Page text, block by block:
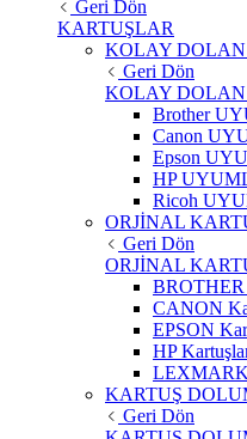
Geri Dön
KARTUŞLAR
KOLAY
Geri Dön
KOLAY
Brother
Canon
Epson
HP
Ricoh
ORJİNAL
Geri Dön
ORJİNAL
BROTHER
CANON
EPSON
HP
KARTUŞ
Geri Dön